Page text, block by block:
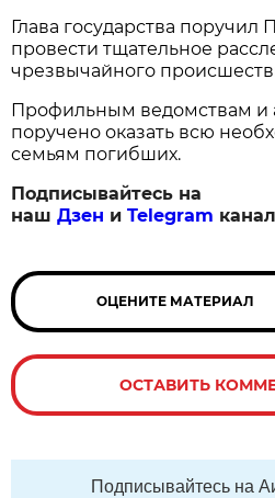
Глава государства поручил
провести тщательное
чрезвычайного
Профильным ведомствам и
поручено оказать всю
семьям погибших.
Подписывайтесь на
нашДзен иTelegram
ОЦЕНИТЕ МАТЕРИАЛ
ОСТАВИТЬ
Подписывайтесь на